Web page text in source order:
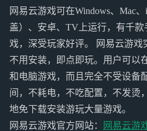
网易云游戏可在Windows、Mac
盖）、安卓、TV上运行，有千
戏，深受玩家好评。 网易云游戏
不用安装，即点即玩。用户可以
和电脑游戏，而且完全不受设备
间，不耗电，不吃配置，不发烫
地免下载安装游玩大量游戏。
网易云游戏官方网站：
网易云游